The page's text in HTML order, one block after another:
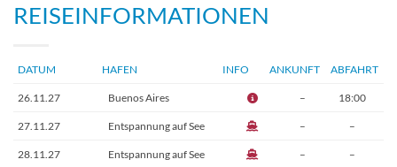
REISEINFORMATIONEN
DATUM HAFEN INFO ANKUNFT ABFAHRT
26.11.27 Buenos Aires – 18:00
27.11.27 Entspannung auf See – –
28.11.27 Entspannung auf See – –